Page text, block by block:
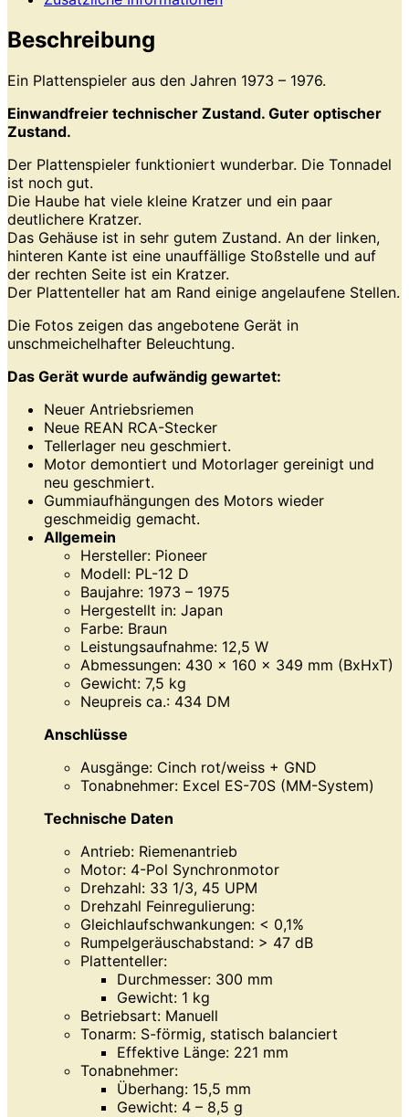
Beschreibung
Ein Plattenspieler aus den Jahren 1973 – 1976.
Einwandfreier technischer Zustand. Guter optischer
Zustand.
Der Plattenspieler funktioniert wunderbar. Die Tonnadel
ist noch gut.
Die Haube hat viele kleine Kratzer und ein paar
deutlichere Kratzer.
Das Gehäuse ist in sehr gutem Zustand. An der linken,
hinteren Kante ist eine unauffällige Stoßstelle und auf
der rechten Seite ist ein Kratzer.
Der Plattenteller hat am Rand einige angelaufene Stellen.
Die Fotos zeigen das angebotene Gerät in
unschmeichelhafter Beleuchtung.
Das Gerät wurde aufwändig gewartet:
Neuer Antriebsriemen
Neue REAN RCA-Stecker
Tellerlager neu geschmiert.
Motor demontiert und Motorlager gereinigt und
neu geschmiert.
Gummiaufhängungen des Motors wieder
geschmeidig gemacht.
Allgemein
Hersteller: Pioneer
Modell: PL-12 D
Baujahre: 1973 – 1975
Hergestellt in: Japan
Farbe: Braun
Leistungsaufnahme: 12,5 W
Abmessungen: 430 x 160 x 349 mm (BxHxT)
Gewicht: 7,5 kg
Neupreis ca.: 434 DM
Anschlüsse
Ausgänge: Cinch rot/weiss + GND
Tonabnehmer: Excel ES-70S (MM-System)
Technische Daten
Antrieb: Riemenantrieb
Motor: 4-Pol Synchronmotor
Drehzahl: 33 1/3, 45 UPM
Drehzahl Feinregulierung:
Gleichlaufschwankungen: < 0,1%
Rumpelgeräuschabstand: > 47 dB
Plattenteller:
Durchmesser: 300 mm
Gewicht: 1 kg
Betriebsart: Manuell
Tonarm: S-förmig, statisch balanciert
Effektive Länge: 221 mm
Tonabnehmer:
Überhang: 15,5 mm
Gewicht: 4 – 8,5 g